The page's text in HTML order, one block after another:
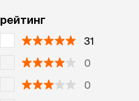
рейтинг
31
0
0